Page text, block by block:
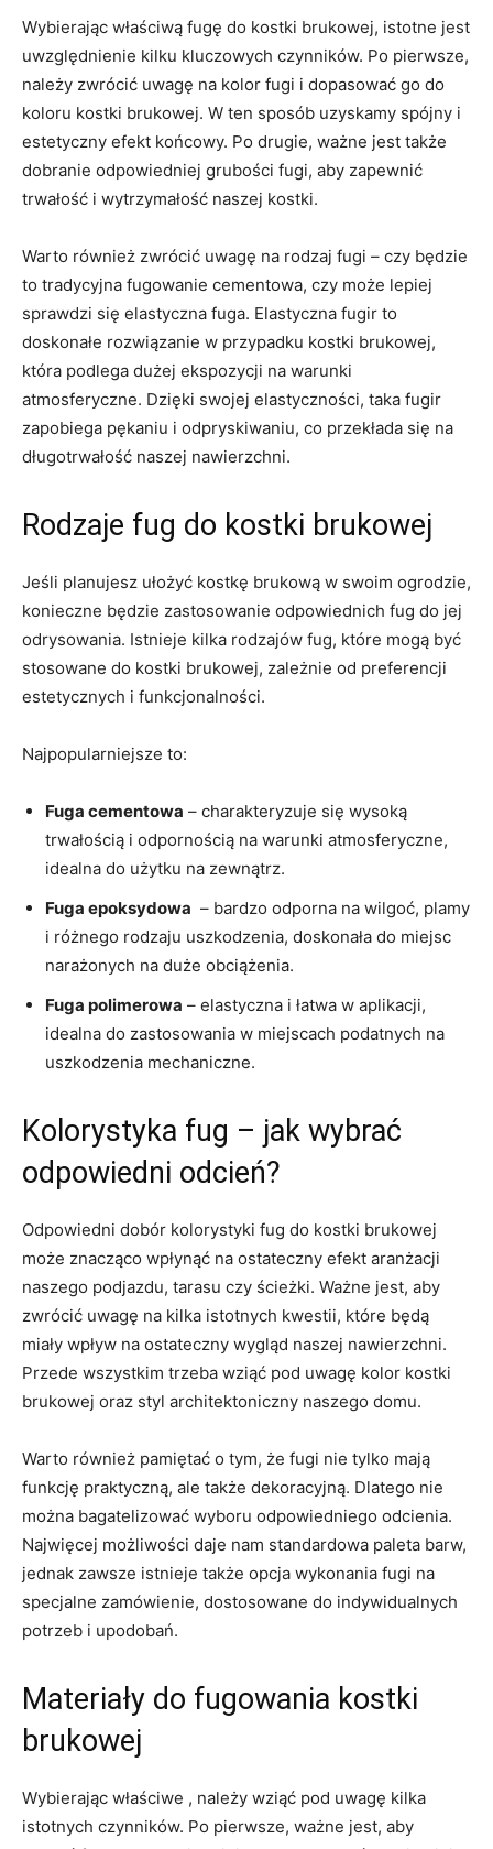
Wybierając właściwą fugę do kostki brukowej,​ istotne⁣ jest
uwzględnienie kilku kluczowych czynników. Po pierwsze,
należy zwrócić uwagę ​na kolor fugi ⁤i ⁣dopasować ‍go ‌do
koloru kostki ⁢brukowej. W⁣ ten sposób⁤ uzyskamy spójny i
estetyczny efekt końcowy. Po drugie, ważne jest także
dobranie odpowiedniej grubości fugi, aby zapewnić
⁢trwałość i wytrzymałość naszej⁤ kostki.
Warto również‍ zwrócić uwagę ⁢na‍ rodzaj fugi‍ – czy będzie
to tradycyjna fugowanie ⁤cementowa, czy⁣ może⁢ lepiej‍
sprawdzi się elastyczna⁢ fuga. Elastyczna fugir to
doskonałe rozwiązanie w⁢ przypadku kostki brukowej,
która​ podlega dużej⁤ ekspozycji na warunki⁢
atmosferyczne. Dzięki swojej elastyczności, taka fugir
zapobiega pękaniu⁣ i odpryskiwaniu, co przekłada się na
długotrwałość naszej nawierzchni.
Rodzaje fug do kostki brukowej
Jeśli planujesz ułożyć kostkę⁤ brukową w swoim ⁤ogrodzie,
⁣konieczne będzie‌ zastosowanie ‌odpowiednich⁣ fug do jej
odrysowania. Istnieje kilka rodzajów fug, ‌które mogą ⁤być
stosowane do ​kostki brukowej, ‍zależnie ⁣od preferencji‌
estetycznych i funkcjonalności.
Najpopularniejsze to:
Fuga ⁣cementowa – charakteryzuje ⁤się wysoką
trwałością i odpornością ⁢na warunki atmosferyczne,
idealna do użytku na ⁢zewnątrz.
Fuga ⁤epoksydowa ‍ – bardzo odporna na wilgoć, plamy
i różnego rodzaju‌ uszkodzenia, doskonała do ⁢miejsc
narażonych ⁤na‌ duże obciążenia.
Fuga polimerowa – elastyczna⁤ i ​łatwa w ‍aplikacji,
idealna do zastosowania w miejscach podatnych⁢ na
uszkodzenia mechaniczne.
Kolorystyka fug – jak‍ wybrać
odpowiedni⁤ odcień?
Odpowiedni dobór kolorystyki fug do⁤ kostki brukowej
może znacząco wpłynąć⁤ na ostateczny efekt aranżacji
naszego podjazdu, tarasu czy ścieżki. Ważne jest, aby
zwrócić uwagę na kilka istotnych kwestii,​ które⁤ będą
‍miały⁢ wpływ na ostateczny wygląd naszej ⁢nawierzchni.‍
Przede⁤ wszystkim trzeba wziąć‍ pod uwagę kolor kostki
brukowej oraz styl architektoniczny naszego domu.
Warto również pamiętać o tym, że fugi ⁢nie⁣ tylko mają
funkcję praktyczną, ale także⁤ dekoracyjną. Dlatego nie
można bagatelizować wyboru odpowiedniego odcienia.
Najwięcej możliwości daje nam standardowa paleta barw,
jednak zawsze istnieje także opcja wykonania fugi ⁤na
specjalne zamówienie, dostosowane​ do indywidualnych
potrzeb i upodobań.
Materiały do fugowania kostki
brukowej
Wybierając właściwe , należy ‍wziąć pod uwagę kilka
istotnych czynników.⁢ Po⁢ pierwsze, ważne jest, aby